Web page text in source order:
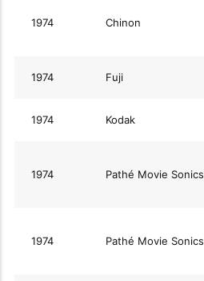
1974 Chinon
1974 Fuji
1974 Kodak
1974 Pathé Movie Sonics
1974 Pathé Movie Sonics